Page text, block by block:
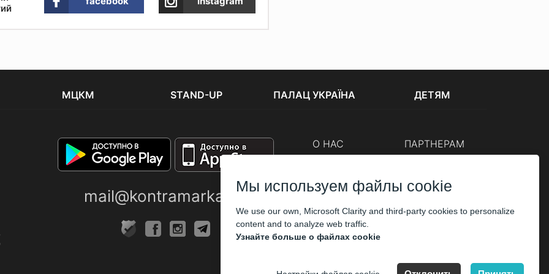
МЦКМ STAND-UP ПАЛАЦ УКРАЇНА ДЕТЯМ
mail@kontramarka.ua
О НАС ПАРТНЕРАМ
Корпоративным клиентам
Мы используем файлы cookie
We use our own, Microsoft Clarity and third-party cookies to personalize
content and to analyze web traffic.
Узнайте больше о файлах cookie